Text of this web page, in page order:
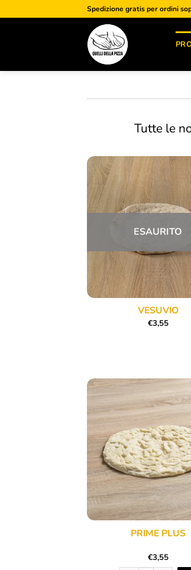
ai
Spedizione gratis per ordini
Tutte le
ESAURITO
VESUVIO
€3,55
PRIME PLUS
€3,55